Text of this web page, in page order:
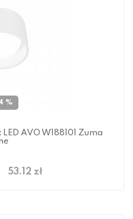
%
AVO W188101 Zuma
53.12 zł